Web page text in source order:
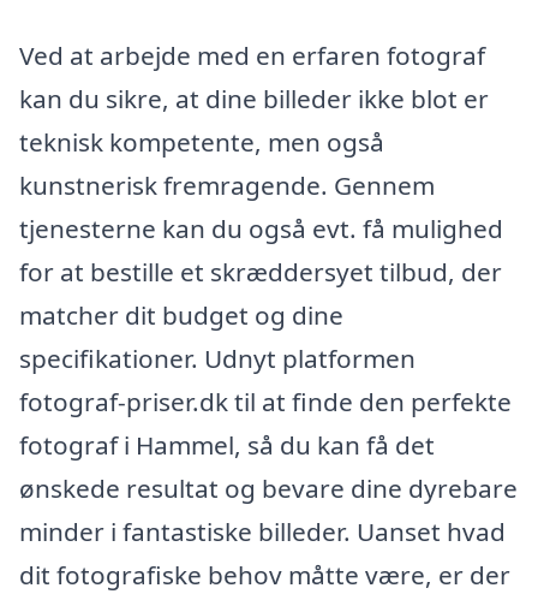
Ved at arbejde med en erfaren fotograf
kan du sikre, at dine billeder ikke blot er
teknisk kompetente, men også
kunstnerisk fremragende. Gennem
tjenesterne kan du også evt. få mulighed
for at bestille et skræddersyet tilbud, der
matcher dit budget og dine
specifikationer. Udnyt platformen
fotograf-priser.dk til at finde den perfekte
fotograf i Hammel, så du kan få det
ønskede resultat og bevare dine dyrebare
minder i fantastiske billeder. Uanset hvad
dit fotografiske behov måtte være, er der